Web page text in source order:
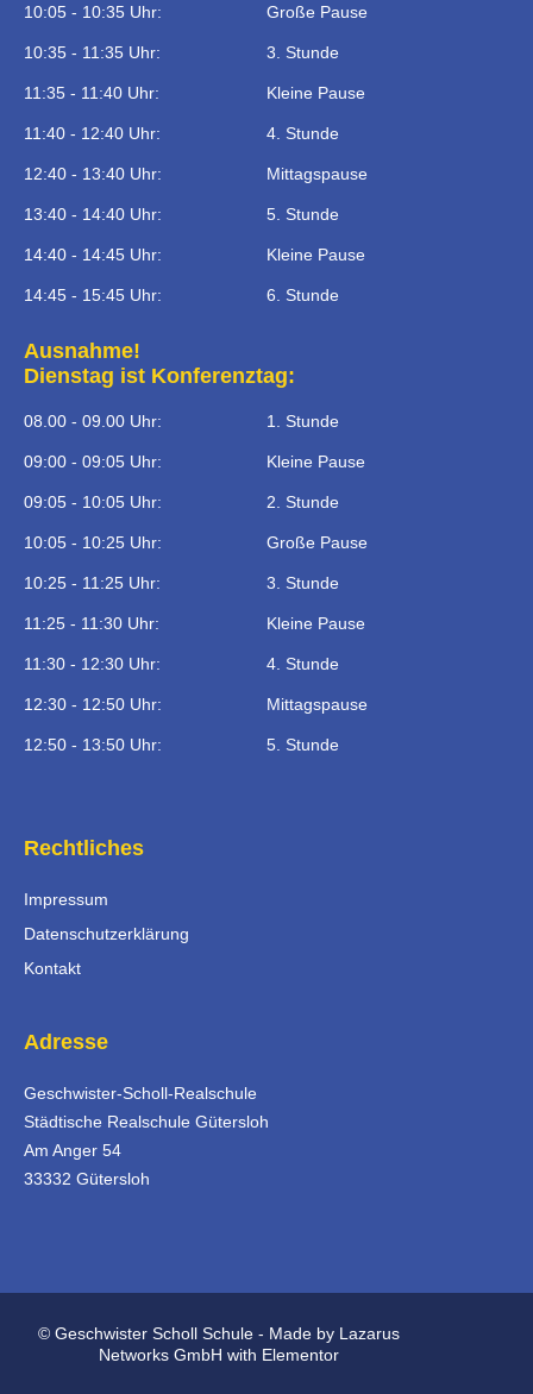
10:05 - 10:35 Uhr: Große Pause
10:35 - 11:35 Uhr: 3. Stunde
11:35 - 11:40 Uhr: Kleine Pause
11:40 - 12:40 Uhr: 4. Stunde
12:40 - 13:40 Uhr: Mittagspause
13:40 - 14:40 Uhr: 5. Stunde
14:40 - 14:45 Uhr: Kleine Pause
14:45 - 15:45 Uhr: 6. Stunde
Ausnahme!
Dienstag ist Konferenztag:
08.00 - 09.00 Uhr: 1. Stunde
09:00 - 09:05 Uhr: Kleine Pause
09:05 - 10:05 Uhr: 2. Stunde
10:05 - 10:25 Uhr: Große Pause
10:25 - 11:25 Uhr: 3. Stunde
11:25 - 11:30 Uhr: Kleine Pause
11:30 - 12:30 Uhr: 4. Stunde
12:30 - 12:50 Uhr: Mittagspause
12:50 - 13:50 Uhr: 5. Stunde
Rechtliches
Impressum
Datenschutzerklärung
Kontakt
Adresse
Geschwister-Scholl-Realschule
Städtische Realschule Gütersloh
Am Anger 54
33332 Gütersloh
© Geschwister Scholl Schule - Made by Lazarus
Networks GmbH with Elementor